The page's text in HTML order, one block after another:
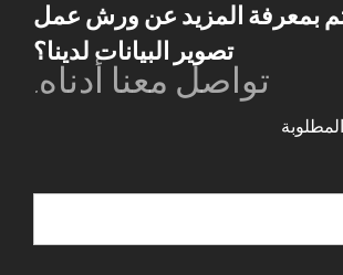
بمعرفة المزيد عن ورش عمل
تصوير البيانات لدينا؟
تواصل معنا أدناه.